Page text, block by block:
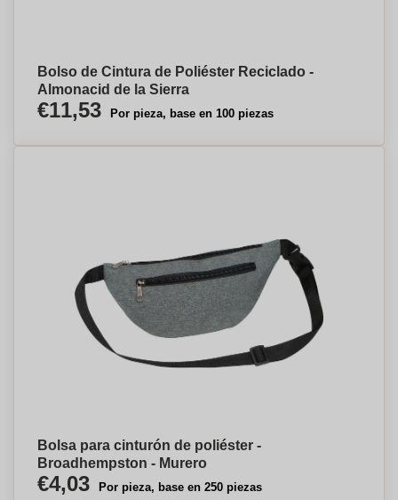
Bolso de Cintura de Poliéster Reciclado -
Almonacid de la Sierra
€11,53 Por pieza, base en 100 piezas
Bolsa para cinturón de poliéster -
Broadhempston - Murero
€4,03 Por pieza, base en 250 piezas